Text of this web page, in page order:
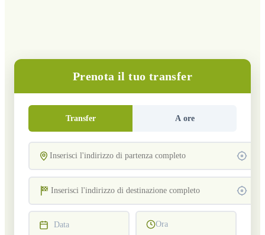
Prenota il tuo transfer
Transfer A ore
Data Ora